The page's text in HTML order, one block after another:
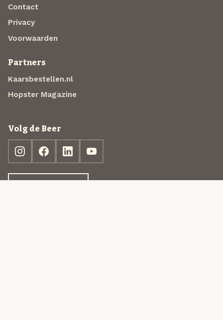
Contact
Privacy
Voorwaarden
Partners
Kaarsbestellen.nl
Hopster Magazine
Volg de Beer